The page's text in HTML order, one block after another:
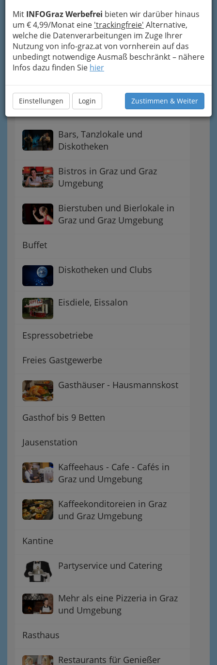
Mit INFOGraz Werbefrei bieten wir darüber hinaus
um € 4,99/Monat eine 'trackingfreie' Alternative,
welche die Datenverarbeitungen im Zuge Ihrer
Nutzung von info-graz.at von vornherein auf das
unbedingt notwendige Ausmaß beschränkt – nähere
Infos dazu finden Sie hier
Einstellungen Login Zustimmen & Weiter
Automatenausschank
Bahnhofs-Gastwirtschaft
Bars
Bars, Tanzlokale und
Diskotheken
Bistros in Graz und Graz
Umgebung
Bierstuben und Bierlokale in
Graz und Graz Umgebung
Buffet
Diskotheken und Clubs
Eisdiele, Eissalon
Espressobetriebe
Freies Gastgewerbe
Gasthäuser - Hausmannskost
Gasthof bis 9 Betten
Jausenstation
Kaffeehaus - Cafe - Cafés in
Graz und Umgebung
Kaffeekonditoreien in Graz
und Graz Umgebung
Kantine
Partyservice und Catering
Mehr als eine Pizzeria in Graz
und Umgebung
Rasthaus
Restaurants für Genießer